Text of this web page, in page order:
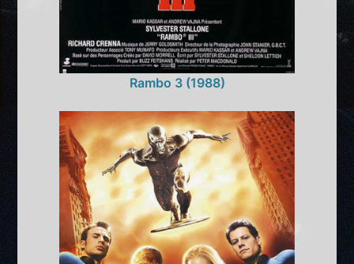
Rambo 3 (1988)